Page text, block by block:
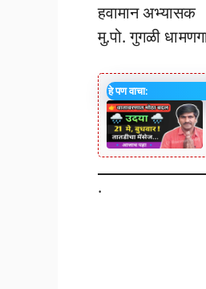
हवामान अभ्यासक
मु.पो. गुगळी
हे पण वाचा:
.